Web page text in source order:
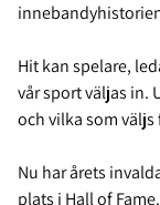
Hit kan spelare,
vår sport väljas in.
och vilka som väljs
Nu har årets
plats i Hall of Fame.